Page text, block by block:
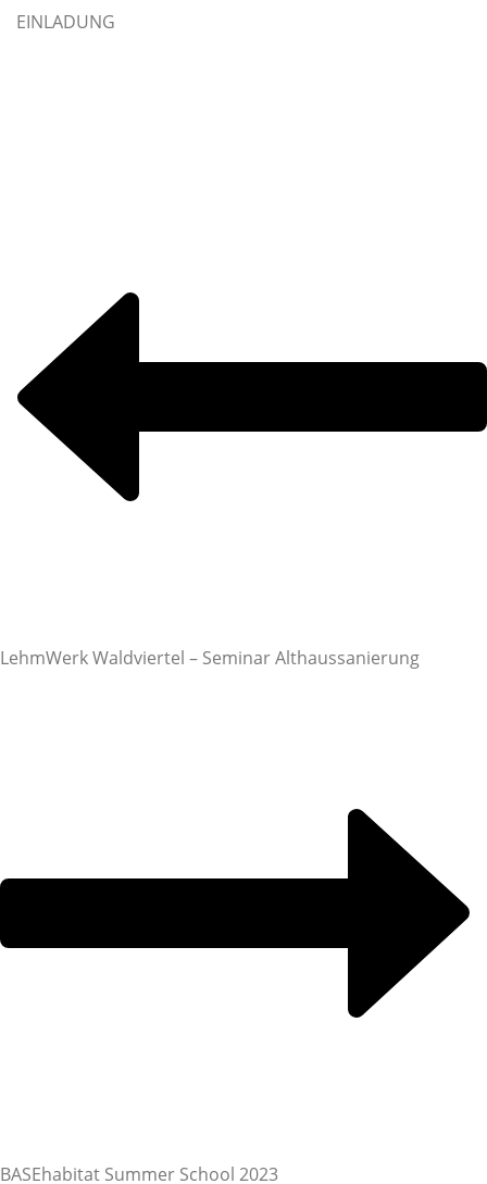
EINLADUNG
LehmWerk Waldviertel – Seminar Althaussanierung
BASEhabitat Summer School 2023